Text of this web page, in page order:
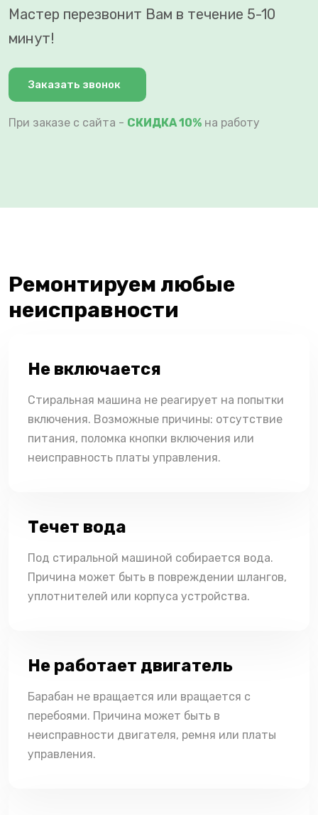
Мастер перезвонит Вам в течение 5-10
минут!
Заказать звонок
При заказе с сайта - СКИДКА 10% на работу
Ремонтируем любые
неисправности
Не включается
Стиральная машина не реагирует на попытки
включения. Возможные причины: отсутствие
питания, поломка кнопки включения или
неисправность платы управления.
Течет вода
Под стиральной машиной собирается вода.
Причина может быть в повреждении шлангов,
уплотнителей или корпуса устройства.
Не работает двигатель
Барабан не вращается или вращается с
перебоями. Причина может быть в
неисправности двигателя, ремня или платы
управления.